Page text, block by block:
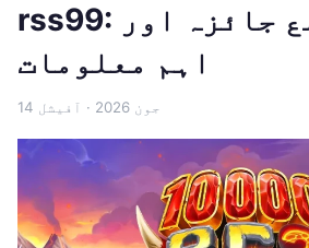
rss99: ایک جامع جائزہ اور
اہم معلومات
14 جون 2026 · آفیشل